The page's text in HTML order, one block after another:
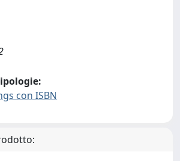
con ISBN